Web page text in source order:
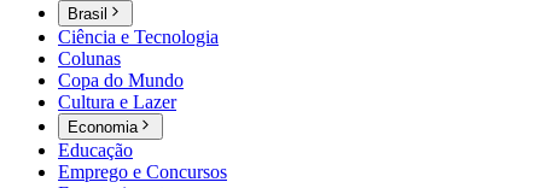
Brasil
Ciência e Tecnologia
Colunas
Copa do Mundo
Cultura e Lazer
Economia
Educação
Emprego e Concursos